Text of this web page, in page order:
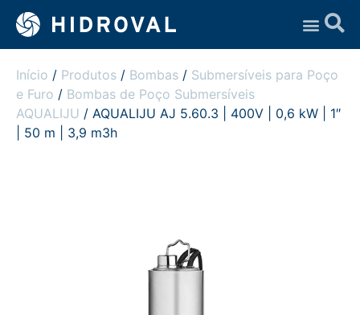
Início / Produtos / Bombas / Submersíveis para Poço
e Furo / Bombas de Poço Submersíveis
AQUALIJU / AQUALIJU AJ 5.60.3 | 400V | 0,6 kW | 1″
| 50 m | 3,9 m3h